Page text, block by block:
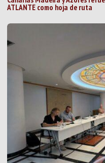
ATLANTE como hoja de ruta